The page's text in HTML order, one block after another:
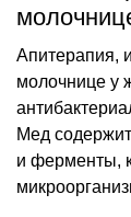
Апитерапия,
молочнице у
Мед
и ферменты,